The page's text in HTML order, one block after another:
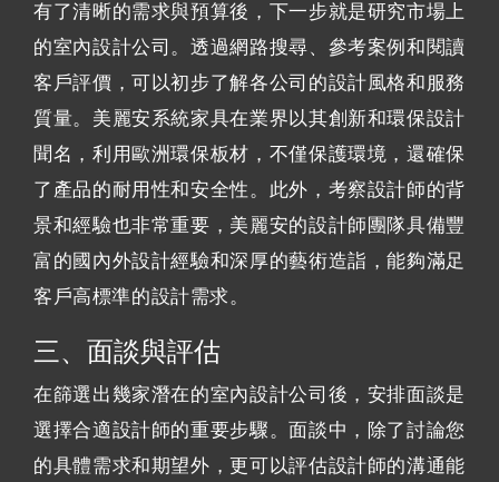
有了清晰的需求與預算後，下一步就是研究市場上
的室內設計公司。透過網路搜尋、參考案例和閱讀
客戶評價，可以初步了解各公司的設計風格和服務
質量。美麗安系統家具在業界以其創新和環保設計
聞名，利用歐洲環保板材，不僅保護環境，還確保
了產品的耐用性和安全性。此外，考察設計師的背
景和經驗也非常重要，美麗安的設計師團隊具備豐
富的國內外設計經驗和深厚的藝術造詣，能夠滿足
客戶高標準的設計需求。
三、面談與評估
在篩選出幾家潛在的室內設計公司後，安排面談是
選擇合適設計師的重要步驟。面談中，除了討論您
的具體需求和期望外，更可以評估設計師的溝通能